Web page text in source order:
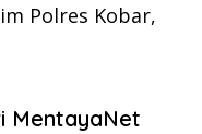
Polres Kobar,
MentayaNet